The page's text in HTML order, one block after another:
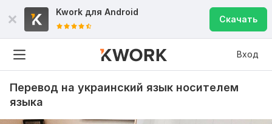
Kwork для Android
Скачать
Вход
Перевод на украинский язык носителем
языка